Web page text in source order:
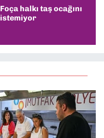
Foça halkı taş ocağını
istemiyor